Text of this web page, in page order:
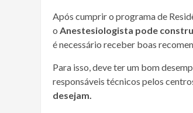
Após cumprir o programa de
o Anestesiologista pode
é necessário receber boas
Para isso, deve ter um bom
responsáveis técnicos pelos
desejam.